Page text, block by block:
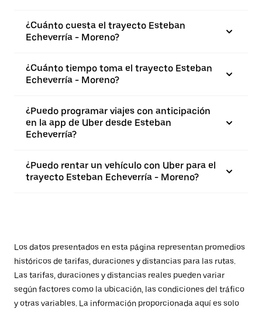
¿Cuánto cuesta el trayecto Esteban
Echeverría - Moreno?
¿Cuánto tiempo toma el trayecto Esteban
Echeverría - Moreno?
¿Puedo programar viajes con anticipación
en la app de Uber desde Esteban
Echeverría?
¿Puedo rentar un vehículo con Uber para el
trayecto Esteban Echeverría - Moreno?
Los datos presentados en esta página representan promedios
históricos de tarifas, duraciones y distancias para las rutas.
Las tarifas, duraciones y distancias reales pueden variar
según factores como la ubicación, las condiciones del tráfico
y otras variables. La información proporcionada aquí es solo